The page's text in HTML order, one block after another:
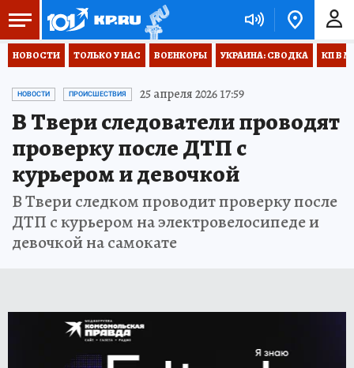
НОВОСТИ ТОЛЬКО У НАС ВОЕНКОРЫ УКРАИНА: СВОДКА КП В
НОВОСТИ ПРОИСШЕСТВИЯ 25 апреля 2026 17:59
В Твери следователи проводят
проверку после ДТП с
курьером и девочкой
В Твери следком проводит проверку после
ДТП с курьером на электровелосипеде и
девочкой на самокате